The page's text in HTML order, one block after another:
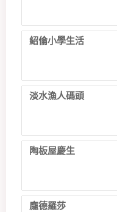
紹倫小學生活
淡水漁人碼頭
陶板屋慶生
龐德羅莎